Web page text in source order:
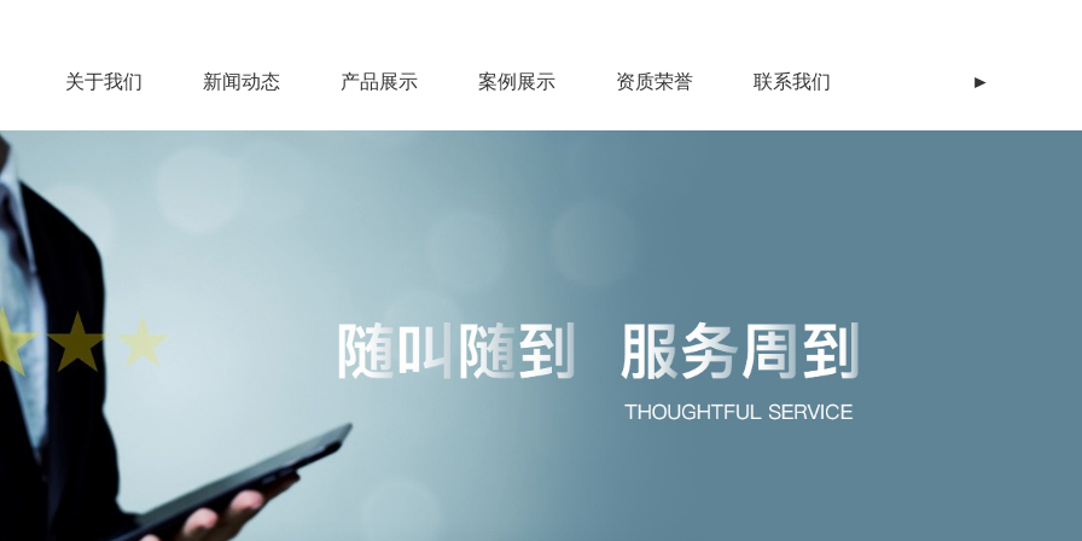
关于我们 新闻动态 产品展示 案例展示 资质荣誉 联系我们 ►